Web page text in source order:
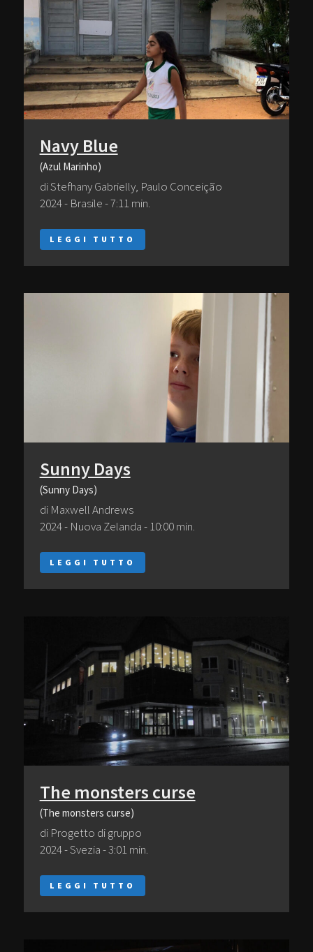
Navy Blue
(Azul Marinho)
di Stefhany Gabrielly, Paulo Conceição
2024 - Brasile - 7:11 min.
LEGGI TUTTO
Sunny Days
(Sunny Days)
di Maxwell Andrews
2024 - Nuova Zelanda - 10:00 min.
LEGGI TUTTO
The monsters curse
(The monsters curse)
di Progetto di gruppo
2024 - Svezia - 3:01 min.
LEGGI TUTTO